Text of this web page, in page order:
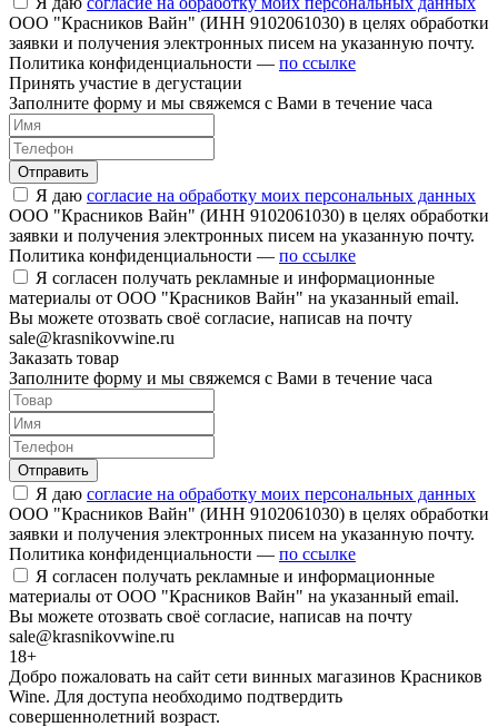
ООО "Красников Вайн" (ИНН 9102061030) в целях обработки
заявки и получения электронных писем на указанную почту.
Политика конфиденциальности — по ссылке
Принять участие в дегустации
Заполните форму и мы свяжемся с Вами в течение часа
Отправить
Я даю согласие на обработку моих персональных данных
ООО "Красников Вайн" (ИНН 9102061030) в целях обработки
заявки и получения электронных писем на указанную почту.
Политика конфиденциальности — по ссылке
Я согласен получать рекламные и информационные
материалы от ООО "Красников Вайн" на указанный email.
Вы можете отозвать своё согласие, написав на почту
sale@krasnikovwine.ru
Заказать товар
Заполните форму и мы свяжемся с Вами в течение часа
Отправить
Я даю согласие на обработку моих персональных данных
ООО "Красников Вайн" (ИНН 9102061030) в целях обработки
заявки и получения электронных писем на указанную почту.
Политика конфиденциальности — по ссылке
Я согласен получать рекламные и информационные
материалы от ООО "Красников Вайн" на указанный email.
Вы можете отозвать своё согласие, написав на почту
sale@krasnikovwine.ru
18+
Добро пожаловать на сайт сети винных магазинов Красников
Wine. Для доступа необходимо подтвердить
совершеннолетний возраст.